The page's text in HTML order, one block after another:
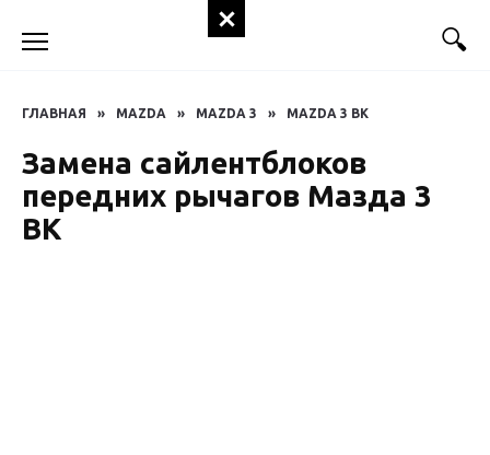
ГЛАВНАЯ » MAZDA » MAZDA 3 » MAZDA 3 BK
Замена сайлентблоков
передних рычагов Мазда 3
BK